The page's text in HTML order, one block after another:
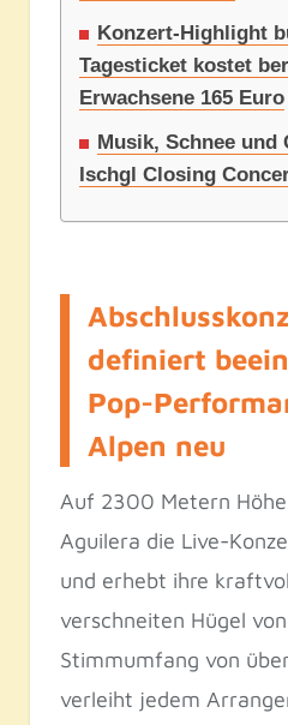
Konzert-Highlight
Tagesticket kostet
Erwachsene 165 Euro
Musik, Schnee und
Ischgl Closing
definiert
Pop-
Alpen neu
Auf 2300 Metern
Aguilera die Live-
und erhebt ihre
verschneiten Hügel
Stimmumfang von
verleiht jedem